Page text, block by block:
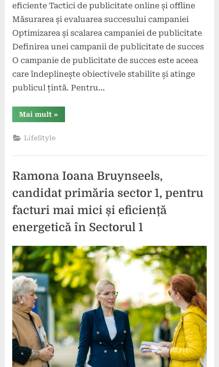
eficiente Tactici de publicitate online și offline
Măsurarea și evaluarea succesului campaniei
Optimizarea și scalarea campaniei de publicitate
Definirea unei campanii de publicitate de succes
O campanie de publicitate de succes este aceea
care îndeplinește obiectivele stabilite și atinge
publicul țintă. Pentru…
Mai mult“Crearea
unei
publicitate
succes”
»
LifeStyle
Ramona Ioana Bruynseels,
candidat primăria sector 1, pentru
facturi mai mici și eficiență
energetică în Sectorul 1
Posted
on
14
mai
2024
By
comunicat